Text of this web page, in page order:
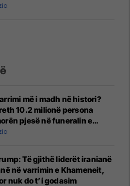
më i madh në histori?
10.2 milionë persona
pjesë në funeralin e
të Iranit në 1989
Të gjithë liderët iranianë
në varrimin e Khameneit,
nuk do t’i godasim